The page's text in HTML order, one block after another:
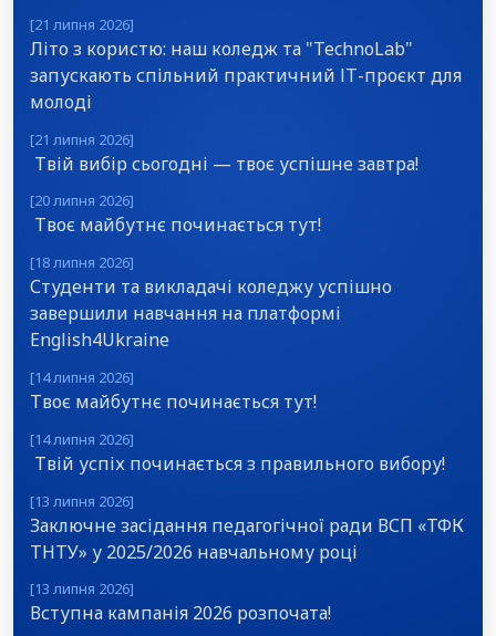
[21 липня 2026]
Літо з користю: наш коледж та "TechnoLab"
запускають спільний практичний ІТ-проєкт для
молоді
[21 липня 2026]
Твій вибір сьогодні — твоє успішне завтра!
[20 липня 2026]
Твоє майбутнє починається тут!
[18 липня 2026]
Студенти та викладачі коледжу успішно
завершили навчання на платформі
English4Ukraine
[14 липня 2026]
Твоє майбутнє починається тут!
[14 липня 2026]
Твій успіх починається з правильного вибору!
[13 липня 2026]
Заключне засідання педагогічної ради ВСП «ТФК
ТНТУ» у 2025/2026 навчальному році
[13 липня 2026]
Вступна кампанія 2026 розпочата!